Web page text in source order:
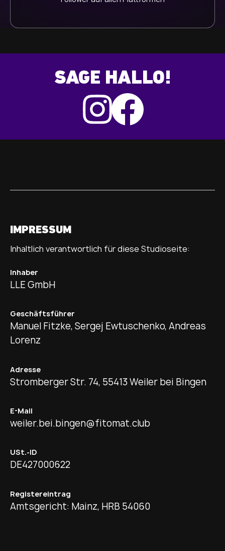
SAGE HALLO!
IMPRESSUM
Inhaltlich verantwortlich für diese Studioseite:
Inhaber
LLE GmbH
Geschäftsführer
Manuel Fitzke, Sergej Ewtuschenko, Andreas
Lorenz
Adresse
Stromberger Str. 74, 55413 Weiler bei Bingen
E-Mail
weiler.bei.bingen@fitomat.club
USt.-ID
DE427000622
Registereintrag
Amtsgericht: Mainz, HRB 54060